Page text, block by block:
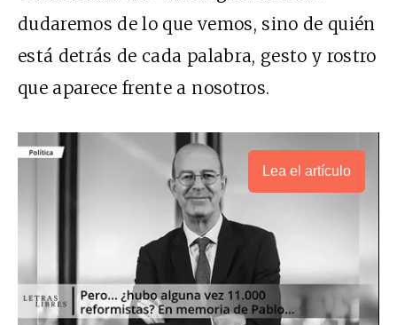
dudaremos de lo que vemos, sino de quién
está detrás de cada palabra, gesto y rostro
que aparece frente a nosotros.
Lea el artículo